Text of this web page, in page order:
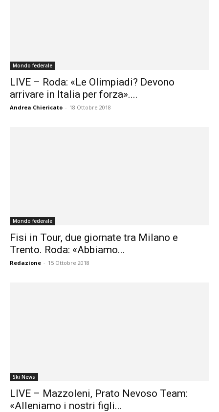
Mondo federale
LIVE – Roda: «Le Olimpiadi? Devono
arrivare in Italia per forza»....
Andrea Chiericato - 18 Ottobre 2018
Mondo federale
Fisi in Tour, due giornate tra Milano e
Trento. Roda: «Abbiamo...
Redazione - 15 Ottobre 2018
Ski News
LIVE – Mazzoleni, Prato Nevoso Team:
«Alleniamo i nostri figli...